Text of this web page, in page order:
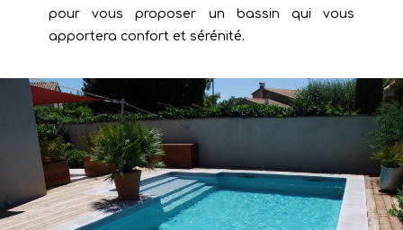
pour vous proposer un bassin qui vous
apportera confort et sérénité.